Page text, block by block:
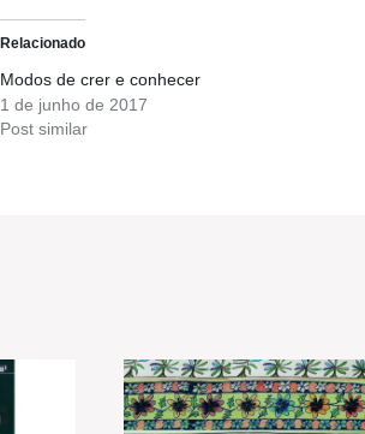
Relacionado
Modos de crer e conhecer
1 de junho de 2017
Post similar